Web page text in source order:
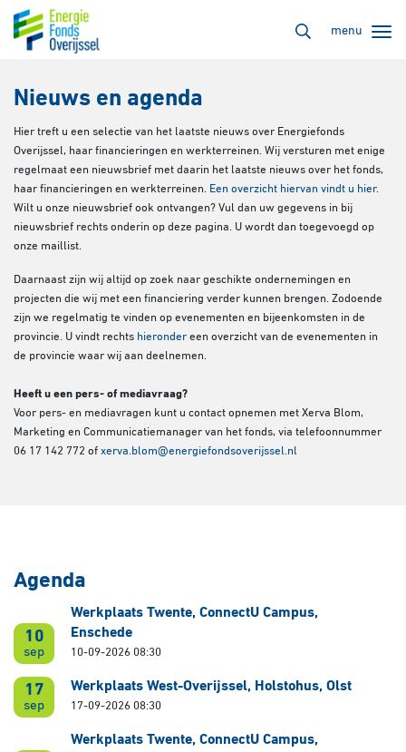
menu
Nieuws en agenda
Hier treft u een selectie van het laatste nieuws over Energiefonds
Overijssel, haar financieringen en werkterreinen. Wij versturen met enige
regelmaat een nieuwsbrief met daarin het laatste nieuws over het fonds,
haar financieringen en werkterreinen. Een overzicht hiervan vindt u hier.
Wilt u onze nieuwsbrief ook ontvangen? Vul dan uw gegevens in bij
nieuwsbrief rechts onderin op deze pagina. U wordt dan toegevoegd op
onze maillist.
Daarnaast zijn wij altijd op zoek naar geschikte ondernemingen en
projecten die wij met een financiering verder kunnen brengen. Zodoende
zijn we regelmatig te vinden op evenementen en bijeenkomsten in de
provincie. U vindt rechts hieronder een overzicht van de evenementen in
de provincie waar wij aan deelnemen.
Heeft u een pers- of mediavraag?
Voor pers- en mediavragen kunt u contact opnemen met Xerva Blom,
Marketing en Communicatiemanager van het fonds, via telefoonnummer
06 17 142 772 of xerva.blom@energiefondsoverijssel.nl
Agenda
10
sep
Werkplaats Twente, ConnectU Campus,
Enschede
10-09-2026 08:30
17
sep
Werkplaats West-Overijssel, Holstohus, Olst
17-09-2026 08:30
Werkplaats Twente, ConnectU Campus,